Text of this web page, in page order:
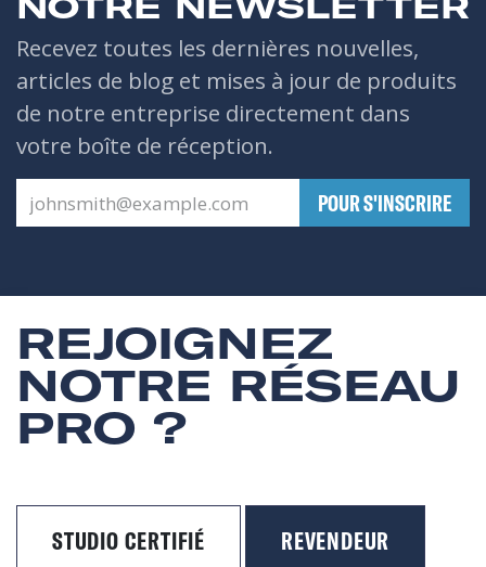
Recevez toutes les dernières nouvelles,
articles de blog et mises à jour de produits
de notre entreprise directement dans
votre boîte de réception.
​POUR S'INSCRIRE
REJOIGNEZ
NOTRE RÉSEAU
PRO ?
STUDIO CERTIFIÉ REVENDEUR